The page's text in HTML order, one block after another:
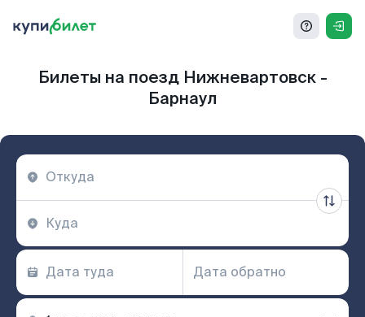
Билеты на поезд Нижневартовск -
Барнаул